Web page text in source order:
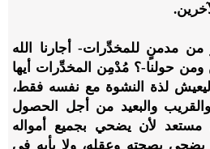
من مدمنٍ للمخدِّرات- أجارنا الله
حولنا-؟ مُدْمِن المخدِّرات أيها
لذة النشوة مع نفسه فقط،
والبعيد من أجل الحصول
لأن يضحي بجميع أمواله
يضحي بصحته وعقله، ولا يأبه في